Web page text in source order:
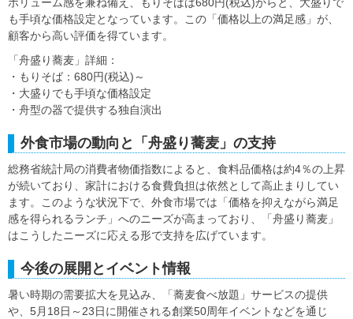
ボリューム感を兼ね備え、もりそばは680円(税込)からと、大盛りで
も手頃な価格設定となっています。この「価格以上の満足感」が、
顧客から高い評価を得ています。
「舟盛り蕎麦」詳細：
・もりそば：680円(税込)～
・大盛りでも手頃な価格設定
・舟型の器で提供する独自演出
外食市場の動向と「舟盛り蕎麦」の支持
総務省統計局の消費者物価指数によると、食料品価格は約4％の上昇
が続いており、家計における食費負担は依然として高止まりしてい
ます。このような状況下で、外食市場では「価格を抑えながら満足
感を得られるランチ」へのニーズが高まっており、「舟盛り蕎麦」
はこうしたニーズに応える形で支持を広げています。
今後の展開とイベント情報
暑い時期の需要拡大を見込み、「蕎麦食べ放題」サービスの提供
や、5月18日～23日に開催される創業50周年イベントなどを通じ